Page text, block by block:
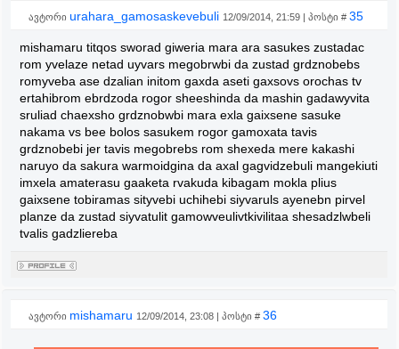
ავტორი urahara_gamosaskevebuli 12/09/2014, 21:59 | პოსტი # 35
mishamaru titqos sworad giweria mara ara sasukes zustadac
rom yvelaze netad uyvars megobrwbi da zustad grdznobebs
romyveba ase dzalian initom gaxda aseti gaxsovs orochas tv
ertahibrom ebrdzoda rogor sheeshinda da mashin gadawyvita
sruliad chaexsho grdznobwbi mara exla gaixsene sasuke
nakama vs bee bolos sasukem rogor gamoxata tavis
grdznobebi jer tavis megobrebs rom shexeda mere kakashi
naruyo da sakura warmoidgina da axal gagvidzebuli mangekiuti
imxela amaterasu gaaketa rvakuda kibagam mokla plius
gaixsene tobiramas sityvebi uchihebi siyvaruls ayenebn pirvel
planze da zustad siyvatulit gamowveulivtkivilitaa shesadzlwbeli
tvalis gadzliereba
ავტორი mishamaru 12/09/2014, 23:08 | პოსტი # 36